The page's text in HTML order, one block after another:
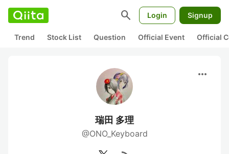
search Login Signup
Trend Stock List Question Official Event Official
more_horiz
瑞田 多理
@ONO_Keyboard